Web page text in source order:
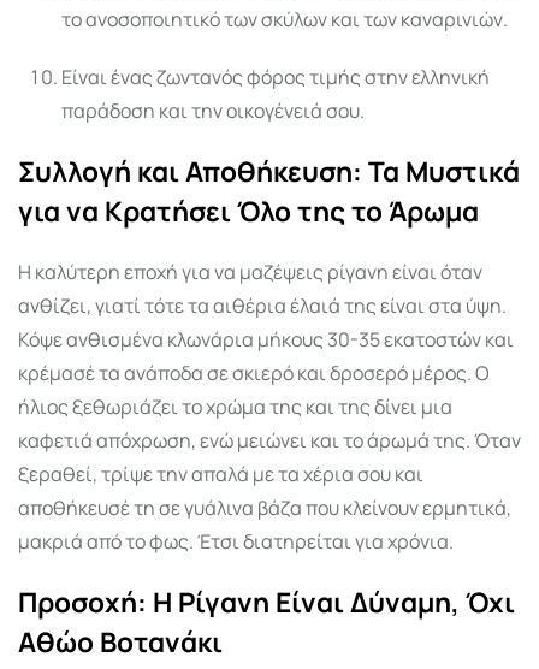
το ανοσοποιητικό των σκύλων και των καναρινιών.
Είναι ένας ζωντανός φόρος τιμής στην ελληνική
παράδοση και την οικογένειά σου.
Συλλογή και Αποθήκευση: Τα Μυστικά
για να Κρατήσει Όλο της το Άρωμα
Η καλύτερη εποχή για να μαζέψεις ρίγανη είναι όταν
ανθίζει, γιατί τότε τα αιθέρια έλαιά της είναι στα ύψη.
Κόψε ανθισμένα κλωνάρια μήκους 30-35 εκατοστών και
κρέμασέ τα ανάποδα σε σκιερό και δροσερό μέρος. Ο
ήλιος ξεθωριάζει το χρώμα της και της δίνει μια
καφετιά απόχρωση, ενώ μειώνει και το άρωμά της. Όταν
ξεραθεί, τρίψε την απαλά με τα χέρια σου και
αποθήκευσέ τη σε γυάλινα βάζα που κλείνουν ερμητικά,
μακριά από το φως. Έτσι διατηρείται για χρόνια.
Προσοχή: Η Ρίγανη Είναι Δύναμη, Όχι
Αθώο Βοτανάκι